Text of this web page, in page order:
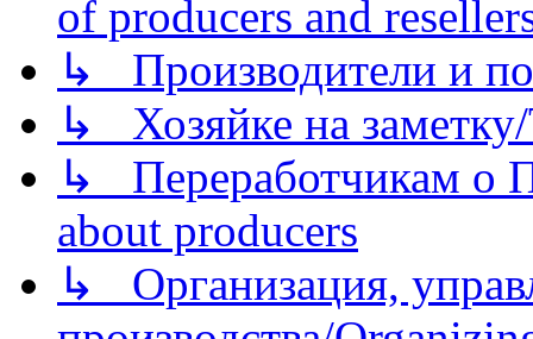
of producers and
↳ Производители и
↳ Хозяйке на
↳ Переработчикам о
about producers
↳ Организация,